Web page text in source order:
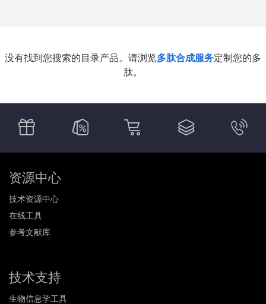
没有找到您搜索的目录产品。请浏览多肽合成服务定制您的多
肽。
资源中心
技术资源中心
在线工具
参考文献库
技术支持
生物信息学工具